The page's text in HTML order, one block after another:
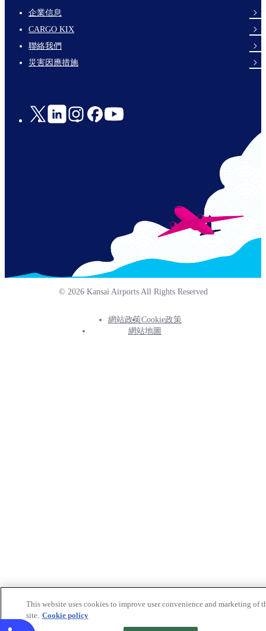
footer-
links-
en-
企業信息
CARGO KIX
聯絡我們
災害因應措施
Social
© 2026 Kansai Airports All Rights Reserved
Footer
網站政策Cookie政策
網站地圖
This website uses cookies to improve user convenience and marketing of
site. Cookie policy